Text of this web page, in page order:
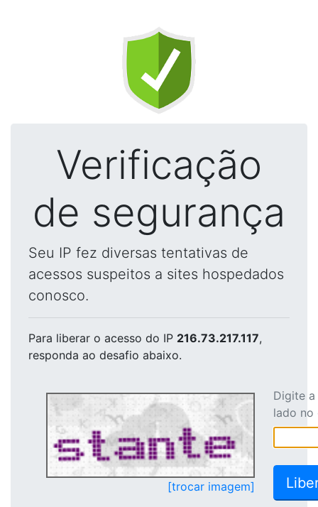
Verificação
de segurança
Seu IP fez diversas tentativas de
acessos suspeitos a sites hospedados
conosco.
Para liberar o acesso do IP 216.73.217.117,
responda ao desafio abaixo.
[trocar imagem]
Digite
lado no